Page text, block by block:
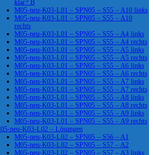
klar? B
M05-neu-K03-L01 – SPN05 – S55 – A10 links
M05-neu-K03-L01 – SPN05 – S55 – A10
rechts
M05-neu-K03-L01 – SPN05 – S55 – A4 links
M05-neu-K03-L01 – SPN05 – S55 – A4 rechts
M05-neu-K03-L01 – SPN05 – S55 – A5 links
M05-neu-K03-L01 – SPN05 – S55 – A5 rechts
M05-neu-K03-L01 – SPN05 – S55 – A6 links
M05-neu-K03-L01 – SPN05 – S55 – A6 rechts
M05-neu-K03-L01 – SPN05 – S55 – A7 links
M05-neu-K03-L01 – SPN05 – S55 – A7 rechts
M05-neu-K03-L01 – SPN05 – S55 – A8 links
M05-neu-K03-L01 – SPN05 – S55 – A8 rechts
M05-neu-K03-L01 – SPN05 – S55 – A9 links
M05-neu-K03-L01 – SPN05 – S55 – A9 rechts
neu-K03-L02 – Lösungen
M05-neu-K03-L02 – SPN05 – S56 – A1
M05-neu-K03-L02 – SPN05 – S57 – A2
M05-neu-K03-L02 – SPN05 – S57 – A3 links